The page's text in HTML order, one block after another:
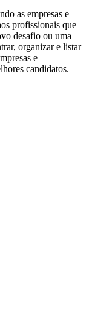
as empresas e
profissionais que
desafio ou uma
organizar e listar
e
candidatos.